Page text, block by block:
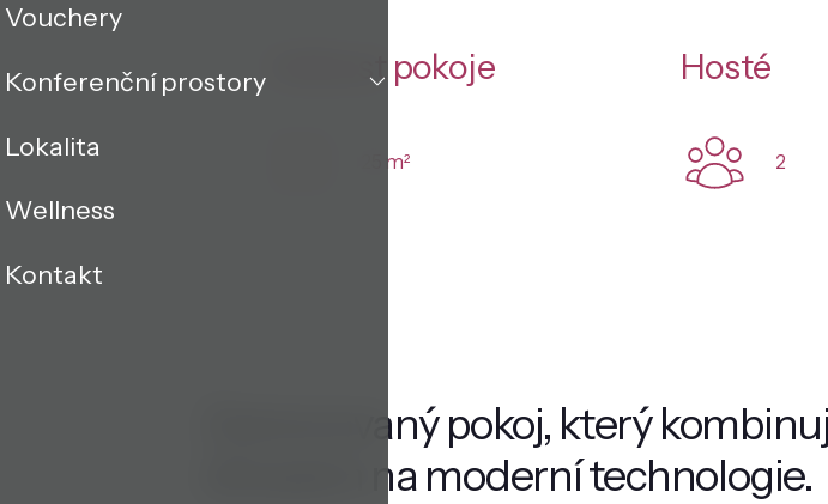
Vouchery
Konferenční prostory
Lokalita
Wellness
Kontakt
Velikost pokoje
25 m²
Hosté
2
Zrenovovaný pokoj, který
důrazem na moderní technologie.